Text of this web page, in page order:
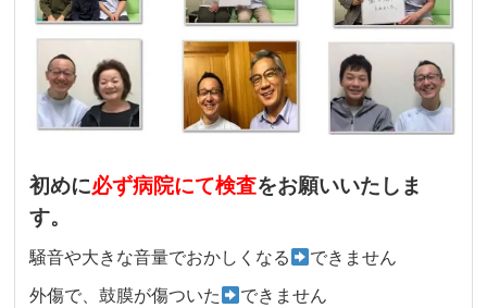
初めに必ず病院にて検査をお願いいたしま
す。
騒音や大きな音量でおかしくなる できません
外傷で、鼓膜が傷ついた できません